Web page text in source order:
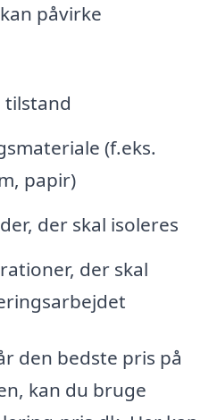
påvirke
tilstand
(f.eks.
papir)
der skal isoleres
der skal
den bedste pris på
kan du bruge